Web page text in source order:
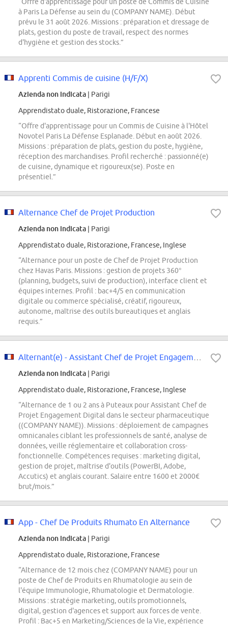
à Paris La Défense au sein du (COMPANY NAME). Début
prévu le 31 août 2026. Missions : préparation et dressage de
plats, gestion du poste de travail, respect des normes
d'hygiène et gestion des stocks.”
Apprenti Commis de cuisine (H/F/X)
Azienda non indicata | Parigi
Apprendistato duale, Ristorazione, Francese
“Offre d'apprentissage pour un Commis de Cuisine à l'Hôtel
Novotel Paris La Défense Esplanade. Début en août 2026.
Missions : préparation de plats, gestion du poste, hygiène,
réception des marchandises. Profil recherché : passionné(e)
de cuisine, dynamique et rigoureux(se). Poste en
présentiel.”
Alternance Chef de Projet Production
Azienda non indicata | Parigi
Apprendistato duale, Ristorazione, Francese, Inglese
“Alternance pour un poste de Chef de Projet Production
chez Havas Paris. Missions : gestion de projets 360°
(planning, budgets, suivi de production), interface client et
équipes internes. Profil : bac+4/5 en communication
digitale ou commerce spécialisé, créatif, rigoureux,
autonome, maîtrise des outils bureautiques et anglais
requis.”
Azienda non indicata | Parigi
Apprendistato duale, Ristorazione, Francese, Inglese
“Alternance de 1 ou 2 ans à Puteaux pour Assistant Chef de
Projet Engagement Digital dans le secteur pharmaceutique
((COMPANY NAME)). Missions : déploiement de campagnes
omnicanales ciblant les professionnels de santé, analyse de
données, veille réglementaire et collaboration cross-
fonctionnelle. Compétences requises : marketing digital,
gestion de projet, maîtrise d'outils (PowerBI, Adobe,
Accutics) et anglais courant. Salaire entre 1600 et 2000€
brut/mois.”
App - Chef De Produits Rhumato En Alternance
Azienda non indicata | Parigi
Apprendistato duale, Ristorazione, Francese
“Alternance de 12 mois chez (COMPANY NAME) pour un
poste de Chef de Produits en Rhumatologie au sein de
l'équipe Immunologie, Rhumatologie et Dermatologie.
Missions : stratégie marketing, outils promotionnels,
digital, gestion d'agences et support aux forces de vente.
Profil : Bac+5 en Marketing/Sciences de la Vie, expérience